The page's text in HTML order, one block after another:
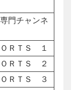
門チャンネ
ＲＴＳ １
ＲＴＳ ２
ＲＴＳ ３